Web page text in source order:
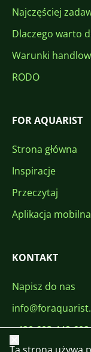
Najczęściej
Dlaczego warto
Warunki
RODO
FOR AQUARIST
Strona główna
Inspiracje
Przeczytaj
Aplikacja mobilna
KONTAKT
Napisz do nas
+420 603 449 602
Zamknij